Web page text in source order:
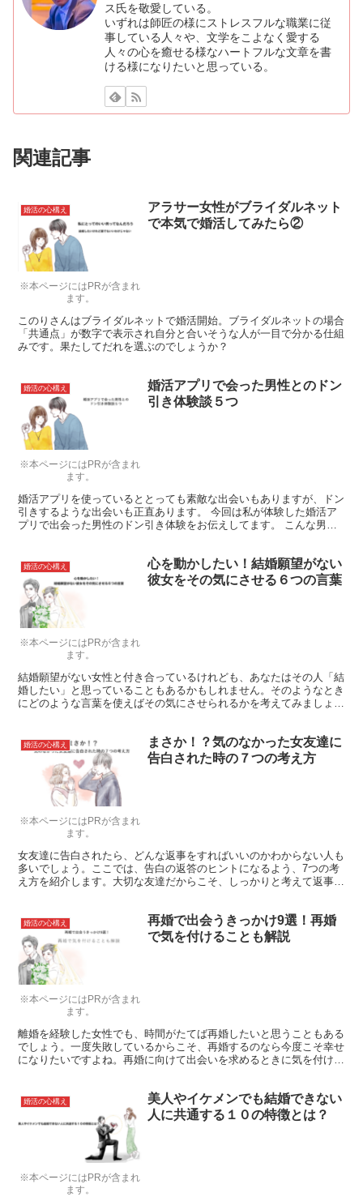
ス氏を敬愛している。
いずれは師匠の様にストレスフルな職業に従
事している人々や、文学をこよなく愛する
人々の心を癒せる様なハートフルな文章を書
ける様になりたいと思っている。
関連記事
※本ページにはPRが含まれ
ます。
婚活の心構え
アラサー女性がブライダルネット
で本気で婚活してみたら②
このりさんはブライダルネットで婚活開始。ブライダルネットの場合
「共通点」が数字で表示され自分と合いそうな人が一目で分かる仕組
みです。果たしてだれを選ぶのでしょうか？
※本ページにはPRが含まれ
ます。
婚活の心構え
婚活アプリで会った男性とのドン
引き体験談５つ
婚活アプリを使っているととっても素敵な出会いもありますが、ドン
引きするような出会いも正直あります。 今回は私が体験した婚活ア
プリで出会った男性のドン引き体験をお伝えしてます。 こんな男性
※本ページにはPRが含まれ
ます。
婚活の心構え
心を動かしたい！結婚願望がない
彼女をその気にさせる６つの言葉
結婚願望がない女性と付き合っているけれども、あなたはその人「結
婚したい」と思っていることもあるかもしれません。そのようなとき
にどのような言葉を使えばその気にさせられるかを考えてみましょ
※本ページにはPRが含まれ
ます。
婚活の心構え
まさか！？気のなかった女友達に
告白された時の７つの考え方
女友達に告白されたら、どんな返事をすればいいのかわからない人も
多いでしょう。ここでは、告白の返答のヒントになるよう、7つの考
え方を紹介します。大切な友達だからこそ、しっかりと考えて返事を
※本ページにはPRが含まれ
ます。
婚活の心構え
再婚で出会うきっかけ9選！再婚
で気を付けることも解説
離婚を経験した女性でも、時間がたてば再婚したいと思うこともある
でしょう。一度失敗しているからこそ、再婚するのなら今度こそ幸せ
になりたいですよね。再婚に向けて出会いを求めるときに気を付ける
※本ページにはPRが含まれ
ます。
婚活の心構え
美人やイケメンでも結婚できない
人に共通する１０の特徴とは？